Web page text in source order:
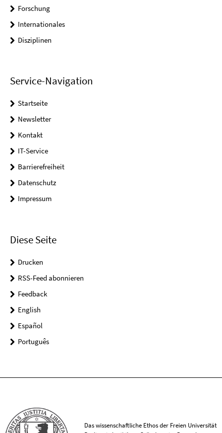
Forschung
Internationales
Disziplinen
Service-Navigation
Startseite
Newsletter
Kontakt
IT-Service
Barrierefreiheit
Datenschutz
Impressum
Diese Seite
Drucken
RSS-Feed abonnieren
Feedback
English
Español
Português
Das wissenschaftliche Ethos der Freien Universität